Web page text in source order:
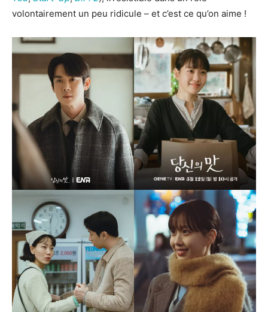
volontairement un peu ridicule – et c’est ce qu’on aime !